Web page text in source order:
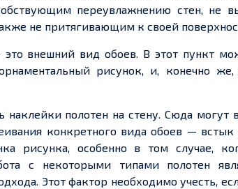
переувлажнению стен, не
не притягивающим к своей
внешний вид обоев. В этот пункт
рисунок, и, конечно
полотен на стену. Сюда могут
конкретного вида обоев — встык
рисунка, особенно в том случае,
с некоторыми типами полотен
Этот фактор необходимо учесть,